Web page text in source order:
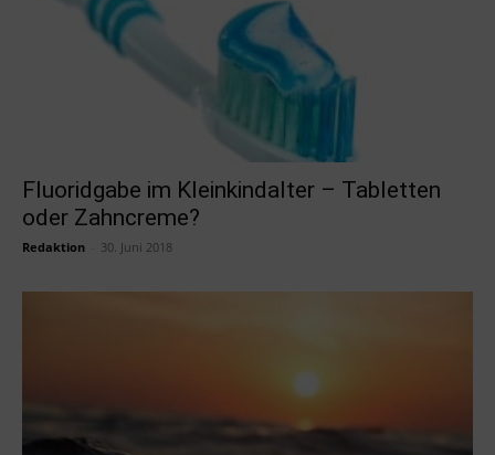
Fluoridgabe im Kleinkindalter – Tabletten
oder Zahncreme?
Redaktion 30. Juni 2018